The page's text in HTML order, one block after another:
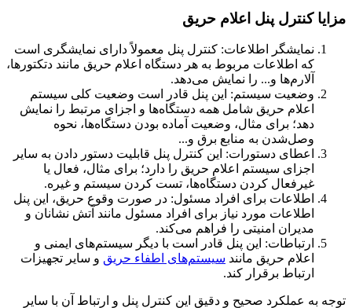
مزایا کنترل پنل اعلام حریق
نمایشگر اطلاعات: کنترل پنل معمولاً دارای نمایشگری است
که اطلاعات مربوط به هر دستگاه اعلام حریق مانند دتکتورها،
آلارم‌ها و... را نمایش می‌دهد.
وضعیت سیستم: این پنل قادر است وضعیت کلی سیستم
اعلام حریق شامل همه دستگاه‌ها و اجزای مرتبط را نمایش
دهد؛ برای مثال، وضعیت آماده بودن دستگاه‌ها، نحوه
وصل‌شدن به منابع برق و...
اعطای دستورات: این کنترل پنل قابلیت دستور دادن به سایر
اجزای سیستم اعلام حریق را دارد؛ برای مثال، فعال یا
غیرفعال کردن دستگاه‌ها، تست کردن سیستم و غیره.
اطلاعات برای افراد مسئول: در صورت وقوع حریق، این پنل
اطلاعات مورد نیاز برای افراد مسئول مانند آتش نشانان و
مدیران امنیتی را فراهم می‌کند.
ارتباطات: این پنل قادر است با دیگر سیستم‌های ایمنی و
اعلام حریق مانند سیستم‌های اطفاء حریق و سایر تجهیزات
ارتباط برقرار کند.
توجه به عملکرد صحیح و دقیق این کنترل پنل و ارتباط آن با سایر